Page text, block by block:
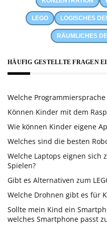
LEGO LOGISCHES
RÄUMLICHES
HÄUFIG GESTELLTE FRAGEN
Welche
Können Kinder mit dem
Wie können Kinder eigene
Welches sind die besten
Welche Laptops eignen sich
Spielen?
Gibt es Alternativen zum
Welche Drohnen gibt es für
Sollte mein Kind ein
welches Smartphone passt